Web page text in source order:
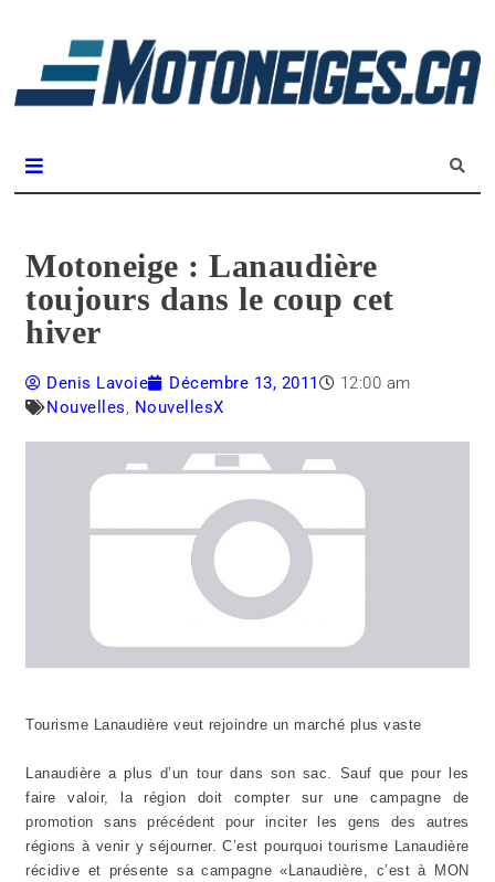
Motoneige : Lanaudière
toujours dans le coup cet
hiver
Denis Lavoie Décembre 13, 2011
12:00 am
Nouvelles, NouvellesX
Tourisme Lanaudière veut rejoindre un marché plus vaste
Lanaudière a plus d’un tour dans son sac. Sauf que pour les
faire valoir, la région doit compter sur une campagne de
promotion sans précédent pour inciter les gens des autres
régions à venir y séjourner. C’est pourquoi tourisme Lanaudière
récidive et présente sa campagne «Lanaudière, c’est à MON